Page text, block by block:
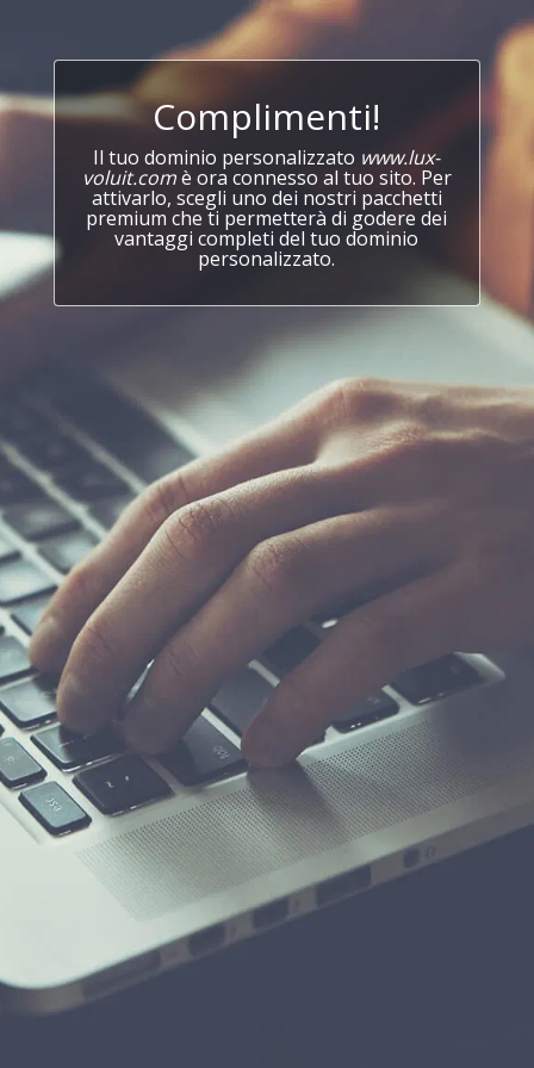
Complimenti!
Il tuo dominio personalizzato www.lux-
voluit.comè ora connesso al tuo sito. Per
attivarlo, scegli uno dei nostri pacchetti
premium che ti permetterà di godere dei
vantaggi completi del tuo dominio
personalizzato.